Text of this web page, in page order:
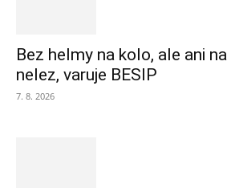
Bez helmy na kolo, ale ani
nelez, varuje BESIP
7. 8. 2026